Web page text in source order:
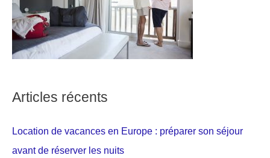
Articles récents
Location de vacances en Europe : préparer son séjour
avant de réserver les nuits